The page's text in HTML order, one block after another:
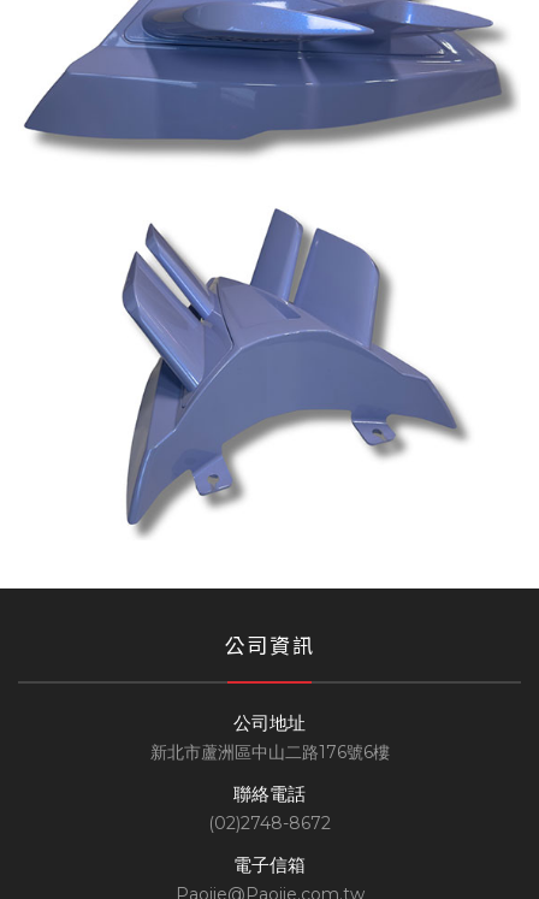
公司資訊
公司地址
新北市蘆洲區中山二路176號6樓
聯絡電話
(02)2748-8672
電子信箱
Paojie@Paojie.com.tw